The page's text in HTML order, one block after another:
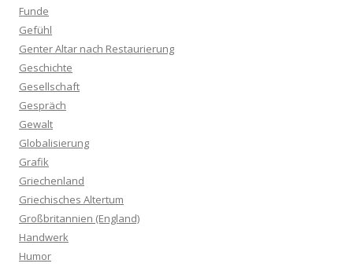
Funde
Gefühl
Genter Altar nach Restaurierung
Geschichte
Gesellschaft
Gespräch
Gewalt
Globalisierung
Grafik
Griechenland
Griechisches Altertum
Großbritannien (England)
Handwerk
Humor